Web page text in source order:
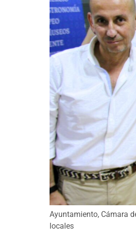
Ayuntamiento, Cámara
locales